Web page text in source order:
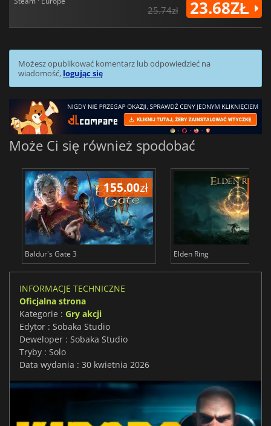
25.74zł 23.68ZŁ
Możesz opublikować komentarz lub odpowiedzieć na
wiadomość, logując się
Może Ci się również spodobać
155.00zł
Baldur's Gate 3 Elden Ring
INFORMACJE TECHNICZNE
Oficjalna strona
Kategorie : Gry akcji
Edytor : Sobaka Studio
Deweloper : Sobaka Studio
Tryby : Solo
Data wydania : 30 kwietnia 2026